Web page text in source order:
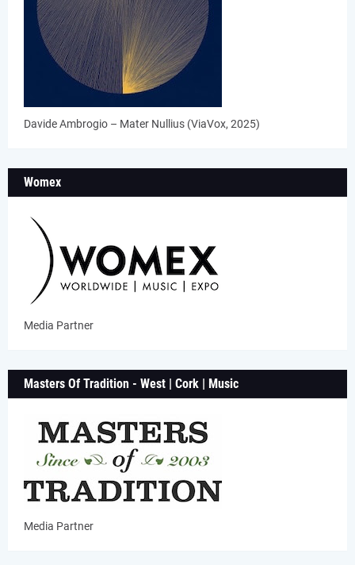
Davide Ambrogio – Mater Nullius (ViaVox, 2025)
Womex
Media Partner
Masters Of Tradition - West | Cork | Music
Media Partner